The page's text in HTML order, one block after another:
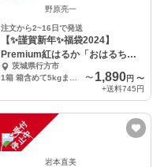
野原亮一
注文から2~16日で発送
【✨謹賀新年✨福袋2024】
Premium紅はるか「おはるちゃ
ん」茨城県行方市
〜 1,890円 〜
+送料745円
注
文
受
付
停
止
中
岩本直美